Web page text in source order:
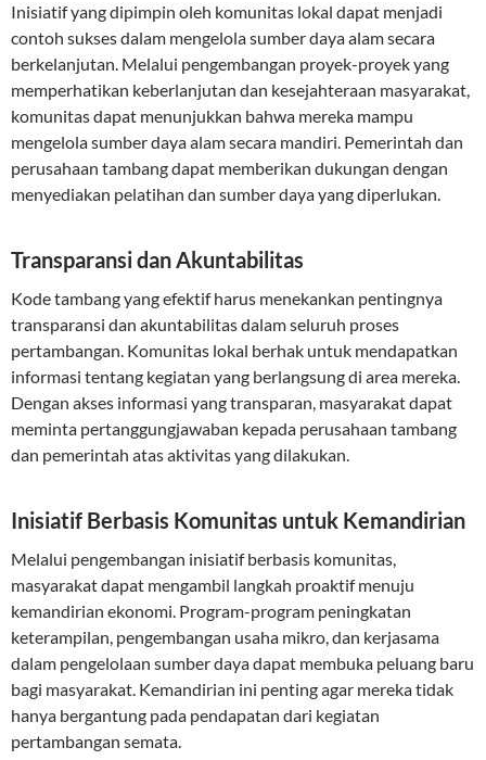
Inisiatif yang dipimpin oleh komunitas lokal dapat menjadi
contoh sukses dalam mengelola sumber daya alam secara
berkelanjutan. Melalui pengembangan proyek-proyek yang
memperhatikan keberlanjutan dan kesejahteraan masyarakat,
komunitas dapat menunjukkan bahwa mereka mampu
mengelola sumber daya alam secara mandiri. Pemerintah dan
perusahaan tambang dapat memberikan dukungan dengan
menyediakan pelatihan dan sumber daya yang diperlukan.
Transparansi dan Akuntabilitas
Kode tambang yang efektif harus menekankan pentingnya
transparansi dan akuntabilitas dalam seluruh proses
pertambangan. Komunitas lokal berhak untuk mendapatkan
informasi tentang kegiatan yang berlangsung di area mereka.
Dengan akses informasi yang transparan, masyarakat dapat
meminta pertanggungjawaban kepada perusahaan tambang
dan pemerintah atas aktivitas yang dilakukan.
Inisiatif Berbasis Komunitas untuk Kemandirian
Melalui pengembangan inisiatif berbasis komunitas,
masyarakat dapat mengambil langkah proaktif menuju
kemandirian ekonomi. Program-program peningkatan
keterampilan, pengembangan usaha mikro, dan kerjasama
dalam pengelolaan sumber daya dapat membuka peluang baru
bagi masyarakat. Kemandirian ini penting agar mereka tidak
hanya bergantung pada pendapatan dari kegiatan
pertambangan semata.